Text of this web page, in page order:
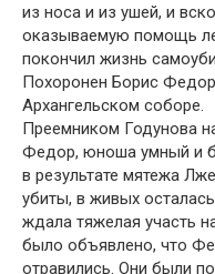
из носа и из ушей, и
оказываемую помощь
покончил жизнь
Похоронен Борис
Архангельском соборе.
Преемником Годунова
Федор, юноша умный и
в результате мятежа
убиты, в живых
ждала тяжелая участь
было объявлено, что
отравились. Они были